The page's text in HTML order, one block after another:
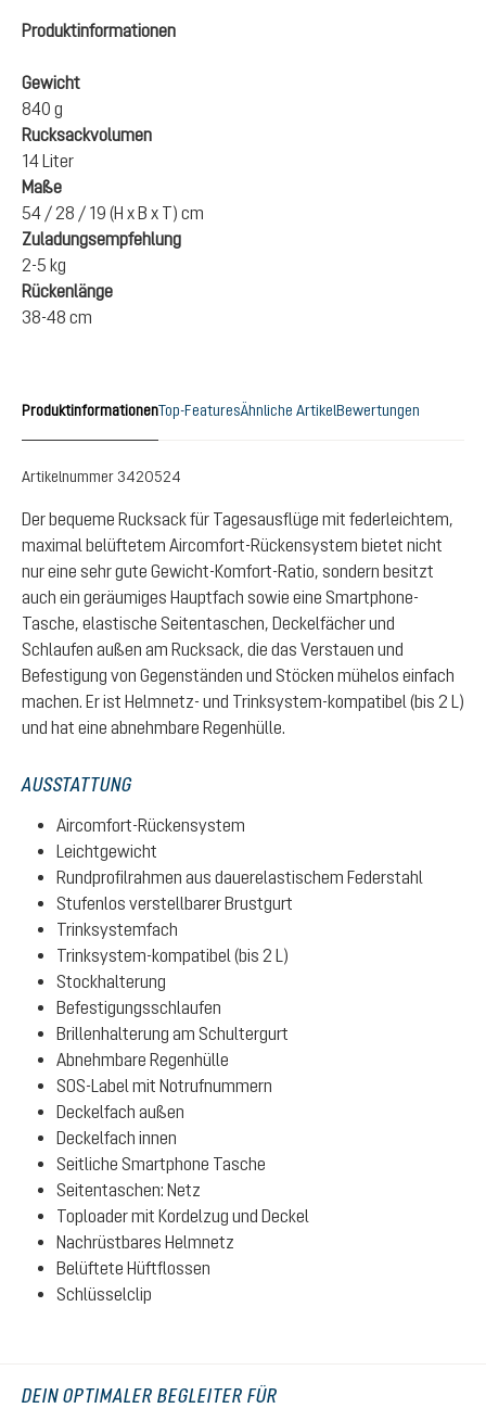
Produktinformationen
Gewicht
840 g
Rucksackvolumen
14 Liter
Maße
54 / 28 / 19 (H x B x T) cm
Zuladungsempfehlung
2-5 kg
Rückenlänge
38-48 cm
ProduktinformationenTop-FeaturesÄhnliche ArtikelBewertungen
Artikelnummer 3420524
Der bequeme Rucksack für Tagesausflüge mit federleichtem,
maximal belüftetem Aircomfort-Rückensystem bietet nicht
nur eine sehr gute Gewicht-Komfort-Ratio, sondern besitzt
auch ein geräumiges Hauptfach sowie eine Smartphone-
Tasche, elastische Seitentaschen, Deckelfächer und
Schlaufen außen am Rucksack, die das Verstauen und
Befestigung von Gegenständen und Stöcken mühelos einfach
machen. Er ist Helmnetz- und Trinksystem-kompatibel (bis 2 L)
und hat eine abnehmbare Regenhülle.
AUSSTATTUNG
Aircomfort-Rückensystem
Leichtgewicht
Rundprofilrahmen aus dauerelastischem Federstahl
Stufenlos verstellbarer Brustgurt
Trinksystemfach
Trinksystem-kompatibel (bis 2 L)
Stockhalterung
Befestigungsschlaufen
Brillenhalterung am Schultergurt
Abnehmbare Regenhülle
SOS-Label mit Notrufnummern
Deckelfach außen
Deckelfach innen
Seitliche Smartphone Tasche
Seitentaschen: Netz
Toploader mit Kordelzug und Deckel
Nachrüstbares Helmnetz
Belüftete Hüftflossen
Schlüsselclip
DEIN OPTIMALER BEGLEITER FÜR